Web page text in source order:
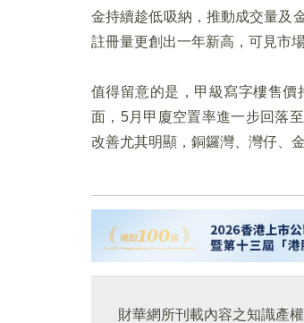
金持續趁低吸納，推動成交量及
註冊量更創出一年新高，可見市
值得留意的是，甲級寫字樓售
面，5月甲廈空置率進一步回落
改善尤其明顯，銅鑼灣、灣仔、
財華網所刊載內容之知識產